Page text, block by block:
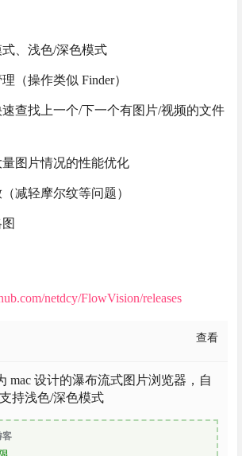
、浅色/深色模式
（操作类似 Finder）
查找上一个/下一个有图片/视频的文件
图片情况的性能优化
减轻摩尔纹等问题）
netdcy/FlowVision/releases
查看
mac 设计的瀑布流式图片浏览器，自
持浅色/深色模式
客